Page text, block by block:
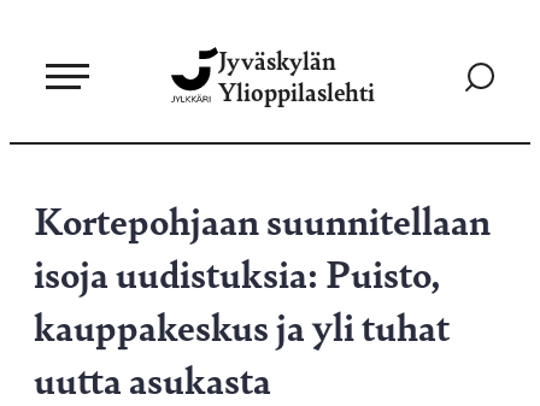
sisältöön
Jyväskylän
Ylioppilaslehti
Siirry
Kortepohjaan suunnitellaan
isoja uudistuksia: Puisto,
kauppakeskus ja yli tuhat
uutta asukasta